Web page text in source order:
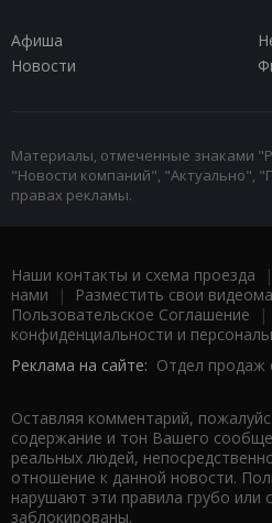
Афиша
Новости
Материалы, отмеченные знаками
"Новости компаний", "Актуально",
правах рекламы.
Наши контакты и схема проезда |
нами | Разместить свои
Пользовательское Соглашение |
конфиденциальности и
Реклама на сайте: Отдел продаж
Оставляя комментарий,
содержание и тон Вашего
реальных людей,
отношение к данной новости.
нарушают эти правила грубо или
заблокированы.